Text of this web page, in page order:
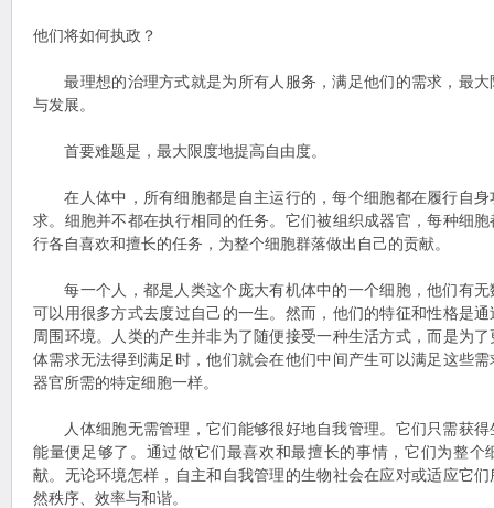
他们将如何执政？
最理想的治理方式就是为所有人服务，满足他们的需求，最大
与发展。
首要难题是，最大限度地提高自由度。
在人体中，所有细胞都是自主运行的，每个细胞都在履行自身
求。细胞并不都在执行相同的任务。它们被组织成器官，每种细
行各自喜欢和擅长的任务，为整个细胞群落做出自己的贡献。
每一个人，都是人类这个庞大有机体中的一个细胞，他们有无
可以用很多方式去度过自己的一生。然而，他们的特征和性格是
周围环境。人类的产生并非为了随便接受一种生活方式，而是为
体需求无法得到满足时，他们就会在他们中间产生可以满足这些
器官所需的特定细胞一样。
人体细胞无需管理，它们能够很好地自我管理。它们只需获得
能量便足够了。通过做它们最喜欢和最擅长的事情，它们为整个
献。无论环境怎样，自主和自我管理的生物社会在应对或适应它
然秩序、效率与和谐。